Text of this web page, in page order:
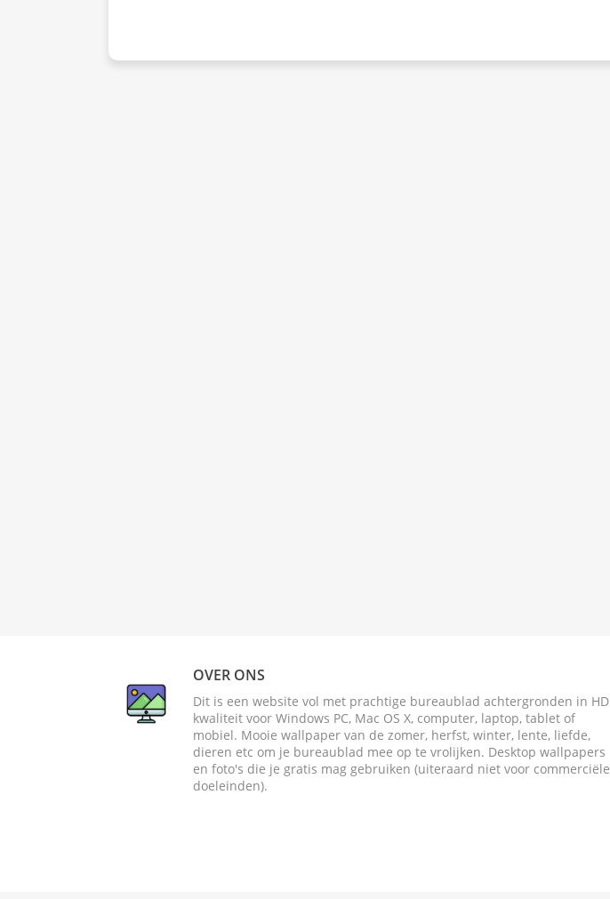
OVER ONS
Dit is een website vol met prachtige bureaublad achtergronden in HD
kwaliteit voor Windows PC, Mac OS X, computer, laptop, tablet of
mobiel. Mooie wallpaper van de zomer, herfst, winter, lente, liefde,
dieren etc om je bureaublad mee op te vrolijken. Desktop wallpapers
en foto's die je gratis mag gebruiken (uiteraard niet voor commerciële
doeleinden).